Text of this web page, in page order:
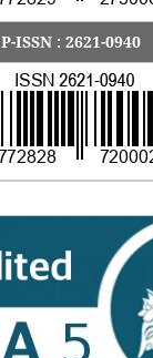
P-ISSN : 2621-0940